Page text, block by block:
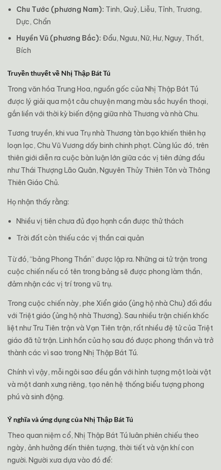
Chu Tước (phương Nam): Tinh, Quỷ, Liễu, Tỉnh, Trương,
Dực, Chẩn
Huyền Vũ (phương Bắc): Đẩu, Ngưu, Nữ, Hư, Nguy, Thất,
Bích
Truyền thuyết về Nhị Thập Bát Tú
Trong văn hóa Trung Hoa, nguồn gốc của Nhị Thập Bát Tú
được lý giải qua một câu chuyện mang màu sắc huyền thoại,
gắn liền với thời kỳ biến động giữa nhà Thương và nhà Chu.
Tương truyền, khi vua Trụ nhà Thương tàn bạo khiến thiên hạ
loạn lạc, Chu Vũ Vương dấy binh chinh phạt. Cùng lúc đó, trên
thiên giới diễn ra cuộc bàn luận lớn giữa các vị tiên đứng đầu
nhưThái Thượng Lão Quân, Nguyên Thủy Thiên Tôn và Thông
Thiên Giáo Chủ.
Họ nhận thấy rằng:
Nhiều vị tiên chưa đủ đạo hạnh cần được thử thách
Trời đất còn thiếu các vị thần cai quản
Từ đó, “bảng Phong Thần” được lập ra. Những ai tử trận trong
cuộc chiến nếu có tên trong bảng sẽ được phong làm thần,
đảm nhận các vị trí trong vũ trụ.
Trong cuộc chiến này, phe Xiển giáo (ủng hộ nhà Chu) đối đầu
với Triệt giáo (ủng hộ nhà Thương). Sau nhiều trận chiến khốc
liệt như Tru Tiên trận và Vạn Tiên trận, rất nhiều đệ tử của Triệt
giáo đã tử trận. Linh hồn của họ sau đó được phong thần và trở
thành các vì sao trong Nhị Thập Bát Tú.
Chính vì vậy, mỗi ngôi sao đều gắn với hình tượng một loài vật
và một danh xưng riêng, tạo nên hệ thống biểu tượng phong
phú và sinh động.
Ý nghĩa và ứng dụng của Nhị Thập Bát Tú
Theo quan niệm cổ, Nhị Thập Bát Tú luân phiên chiếu theo
ngày, ảnh hưởng đến thiên tượng, thời tiết và vận khí con
người. Người xưa dựa vào đó để: